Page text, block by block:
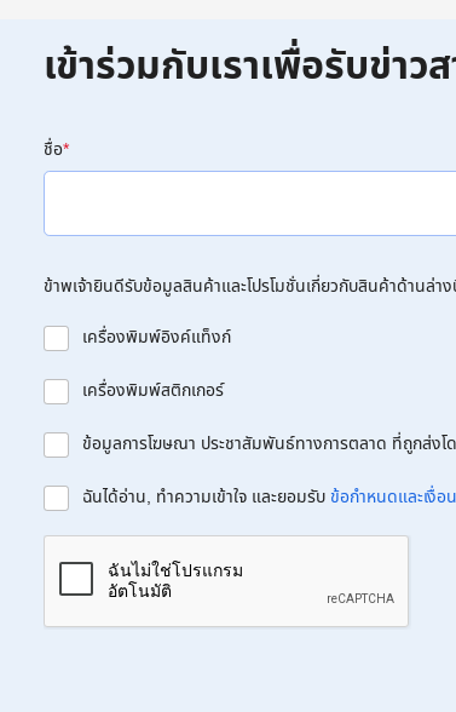
เข้าร่วมกับเราเพื่อรับข่าว
ชื่อ*
ข้าพเจ้ายินดีรับข้อมูลสินค้าและโปรโมชั่นเกี่ยวกับสินค้าด้านล่า
เครื่องพิมพ์อิงค์แท็งก์
เครื่องพิมพ์สติกเกอร์
ข้อมูลการโฆษณา ประชาสัมพันธ์ทางการตลาด ที่ถูกส่งโ
ฉันได้อ่าน, ทำความเข้าใจ และยอมรับข้อกำหนดและเงื่อ